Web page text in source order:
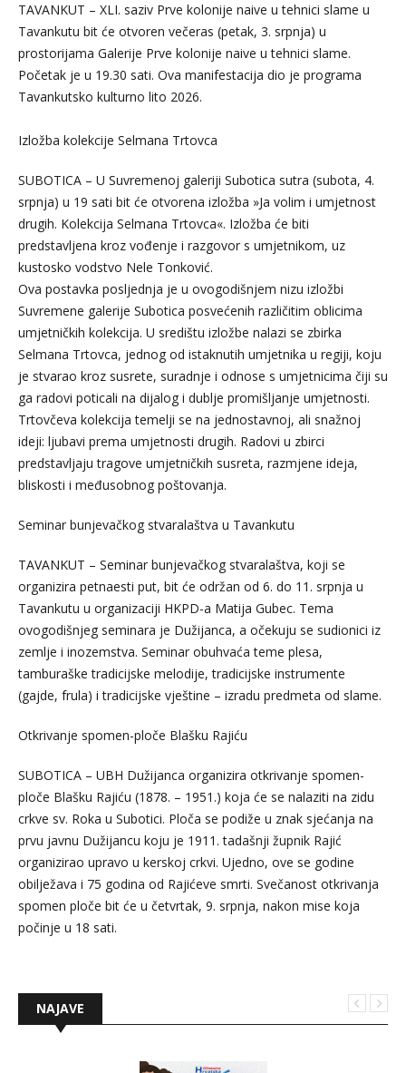
TAVANKUT – XLI. saziv Prve kolonije naive u tehnici slame u
Tavankutu bit će otvoren večeras (petak, 3. srpnja) u
prostorijama Galerije Prve kolonije naive u tehnici slame.
Početak je u 19.30 sati. Ova manifestacija dio je programa
Tavankutsko kulturno lito 2026.
Izložba kolekcije Selmana Trtovca
SUBOTICA – U Suvremenoj galeriji Subotica sutra (subota, 4.
srpnja) u 19 sati bit će otvorena izložba »Ja volim i umjetnost
drugih. Kolekcija Selmana Trtovca«. Izložba će biti
predstavljena kroz vođenje i razgovor s umjetnikom, uz
kustosko vodstvo Nele Tonković.
Ova postavka posljednja je u ovogodišnjem nizu izložbi
Suvremene galerije Subotica posvećenih različitim oblicima
umjetničkih kolekcija. U središtu izložbe nalazi se zbirka
Selmana Trtovca, jednog od istaknutih umjetnika u regiji, koju
je stvarao kroz susrete, suradnje i odnose s umjetnicima čiji su
ga radovi poticali na dijalog i dublje promišljanje umjetnosti.
Trtovčeva kolekcija temelji se na jednostavnoj, ali snažnoj
ideji: ljubavi prema umjetnosti drugih. Radovi u zbirci
predstavljaju tragove umjetničkih susreta, razmjene ideja,
bliskosti i međusobnog poštovanja.
Seminar bunjevačkog stvaralaštva u Tavankutu
TAVANKUT – Seminar bunjevačkog stvaralaštva, koji se
organizira petnaesti put, bit će održan od 6. do 11. srpnja u
Tavankutu u organizaciji HKPD-a Matija Gubec. Tema
ovogodišnjeg seminara je Dužijanca, a očekuju se sudionici iz
zemlje i inozemstva. Seminar obuhvaća teme plesa,
tamburaške tradicijske melodije, tradicijske instrumente
(gajde, frula) i tradicijske vještine – izradu predmeta od slame.
Otkrivanje spomen-ploče Blašku Rajiću
SUBOTICA – UBH Dužijanca organizira otkrivanje spomen-
ploče Blašku Rajiću (1878. – 1951.) koja će se nalaziti na zidu
crkve sv. Roka u Subotici. Ploča se podiže u znak sjećanja na
prvu javnu Dužijancu koju je 1911. tadašnji župnik Rajić
organizirao upravo u kerskoj crkvi. Ujedno, ove se godine
obilježava i 75 godina od Rajićeve smrti. Svečanost otkrivanja
spomen ploče bit će u četvrtak, 9. srpnja, nakon mise koja
počinje u 18 sati.
NAJAVE